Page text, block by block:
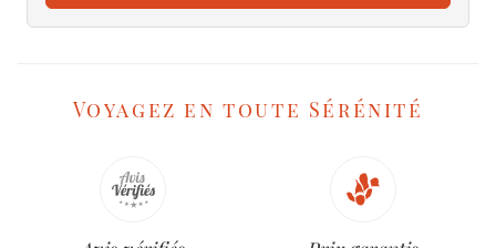
Voyagez en toute Sérénité